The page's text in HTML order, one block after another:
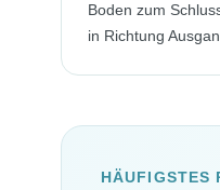
Boden zum
in Richtung
HÄUFIGSTES